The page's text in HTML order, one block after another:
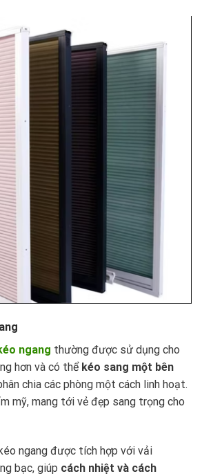
ngang thường được sử dụng cho
hơn và có thể kéo sang một bên
chia các phòng một cách linh hoạt.
mỹ, mang tới vẻ đẹp sang trọng cho
ngang được tích hợp với vải
bạc, giúp cách nhiệt và cách